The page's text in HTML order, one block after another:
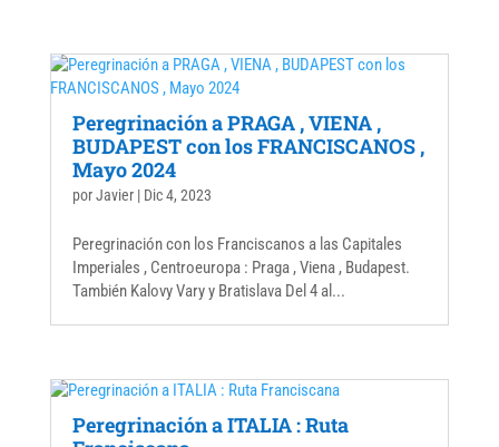
Peregrinación a PRAGA , VIENA ,
BUDAPEST con los FRANCISCANOS ,
Mayo 2024
porJavier| Dic 4, 2023
Peregrinación con los Franciscanos a las Capitales
Imperiales , Centroeuropa : Praga , Viena , Budapest.
También Kalovy Vary y Bratislava Del 4 al...
Peregrinación a ITALIA : Ruta